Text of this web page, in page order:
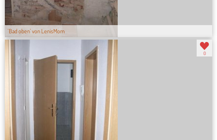
'Bad oben' von LenisMom
0